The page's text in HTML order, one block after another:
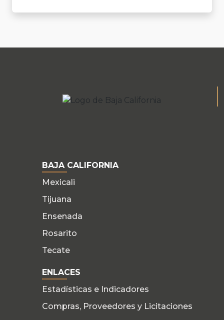
BAJA CALIFORNIA
Mexicali
Tijuana
Ensenada
Rosarito
Tecate
ENLACES
Estadísticas e Indicadores
Compras, Proveedores y Licitaciones